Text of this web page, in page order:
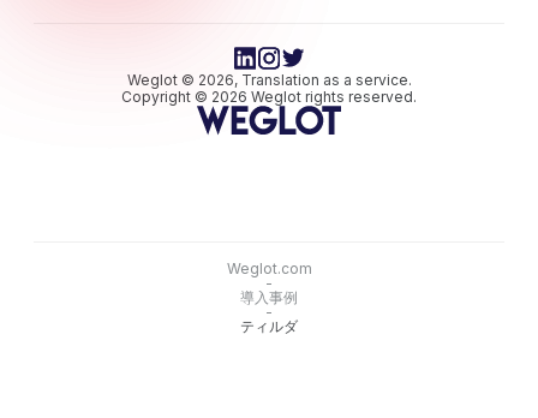
Weglot © 2026, Translation as a service.
Copyright © 2026 Weglot rights reserved.
Weglot.com
-
導入事例
-
ティルダ